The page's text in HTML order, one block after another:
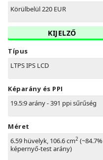
Körülbelül 220 EUR
KIJELZŐ
Típus
LTPS IPS LCD
Képarány és PPI
19.5:9 arány - 391 ppi sűrűség
Méret
6.59 hüvelyk, 106.6 cm2 (~84.7%
képernyő-test arány)